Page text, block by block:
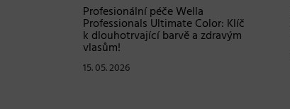
Profesionální péče Wella
Professionals Ultimate Color: Klíč
k dlouhotrvající barvě a zdravým
vlasům!
15. 05. 2026